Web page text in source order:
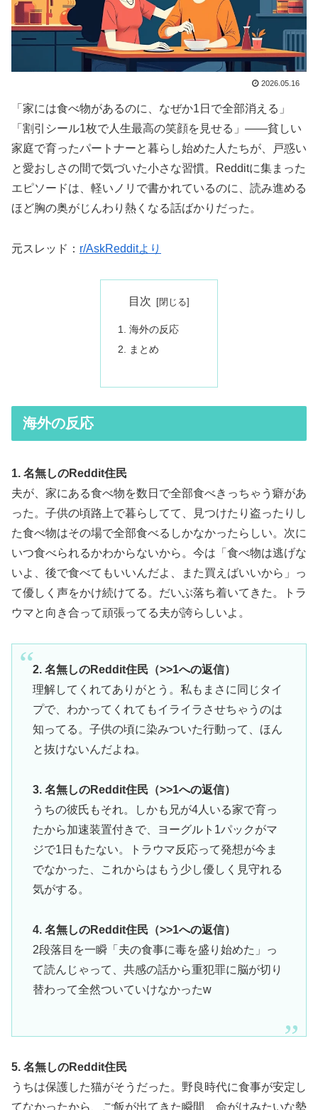
2026.05.16
「家には食べ物があるのに、なぜか1日で全部消える」
「割引シール1枚で人生最高の笑顔を見せる」——貧しい
家庭で育ったパートナーと暮らし始めた人たちが、戸惑い
と愛おしさの間で気づいた小さな習慣。Redditに集まった
エピソードは、軽いノリで書かれているのに、読み進める
ほど胸の奥がじんわり熱くなる話ばかりだった。
元スレッド： r/AskRedditより
目次
海外の反応
まとめ
海外の反応
1. 名無しのReddit住民
夫が、家にある食べ物を数日で全部食べきっちゃう癖があ
った。子供の頃路上で暮らしてて、見つけたり盗ったりし
た食べ物はその場で全部食べるしかなかったらしい。次に
いつ食べられるかわからないから。今は「食べ物は逃げな
いよ、後で食べてもいいんだよ、また買えばいいから」っ
て優しく声をかけ続けてる。だいぶ落ち着いてきた。トラ
ウマと向き合って頑張ってる夫が誇らしいよ。
2. 名無しのReddit住民（>>1への返信）
理解してくれてありがとう。私もまさに同じタイ
プで、わかってくれてもイライラさせちゃうのは
知ってる。子供の頃に染みついた行動って、ほん
と抜けないんだよね。
3. 名無しのReddit住民（>>1への返信）
うちの彼氏もそれ。しかも兄が4人いる家で育っ
たから加速装置付きで、ヨーグルト1パックがマ
ジで1日もたない。トラウマ反応って発想が今ま
でなかった、これからはもう少し優しく見守れる
気がする。
4. 名無しのReddit住民（>>1への返信）
2段落目を一瞬「夫の食事に毒を盛り始めた」っ
て読んじゃって、共感の話から重犯罪に脳が切り
替わって全然ついていけなかったw
5. 名無しのReddit住民
うちは保護した猫がそうだった。野良時代に食事が安定し
てなかったから、ご飯が出てきた瞬間、命がけみたいな勢